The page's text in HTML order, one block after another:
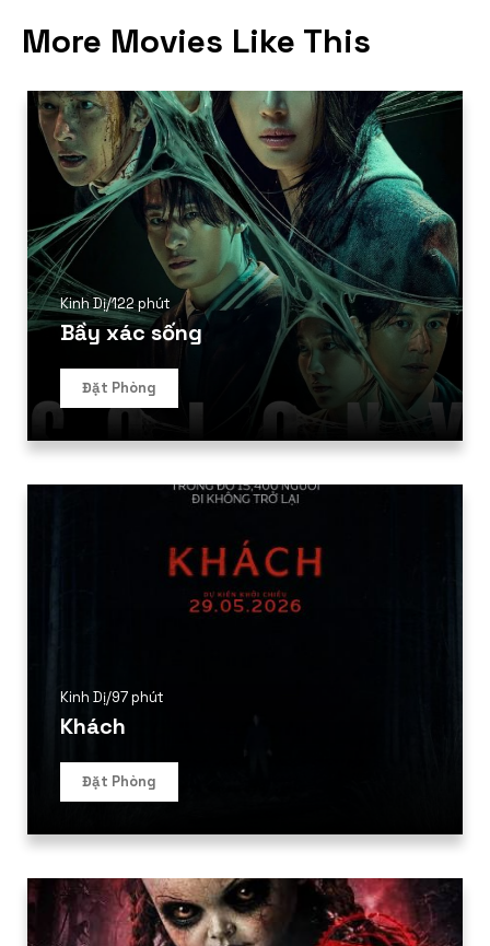
More Movies Like This
Kinh Dị/122 phút
Bầy xác sống
Đặt Phòng
Kinh Dị/97 phút
Khách
Đặt Phòng